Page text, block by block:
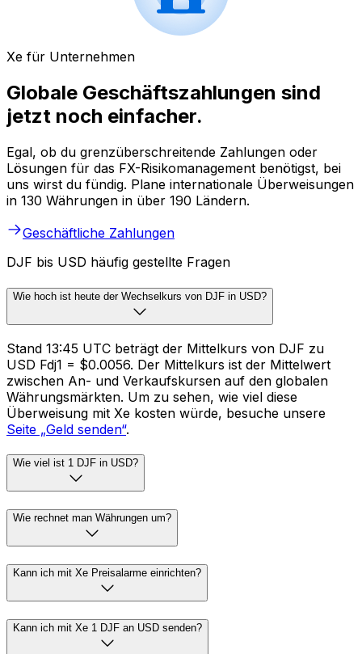
Xe für Unternehmen
Globale Geschäftszahlungen sind
jetzt noch einfacher.
Egal, ob du grenzüberschreitende Zahlungen oder
Lösungen für das FX-Risikomanagement benötigst, bei
uns wirst du fündig. Plane internationale Überweisungen
in 130 Währungen in über 190 Ländern.
Geschäftliche Zahlungen
DJF bis USD häufig gestellte Fragen
Wie hoch ist heute der Wechselkurs von DJF in USD?
Stand 13:45 UTC beträgt der Mittelkurs von DJF zu
USD Fdj1 = $0.0056. Der Mittelkurs ist der Mittelwert
zwischen An- und Verkaufskursen auf den globalen
Währungsmärkten. Um zu sehen, wie viel diese
Überweisung mit Xe kosten würde, besuche unsere
Seite „Geld senden“.
Wie viel ist 1 DJF in USD?
Wie rechnet man Währungen um?
Kann ich mit Xe Preisalarme einrichten?
Kann ich mit Xe 1 DJF an USD senden?